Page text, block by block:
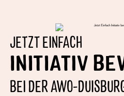
JETZT EINFACH
INITIATIV
BEI DER AWO-